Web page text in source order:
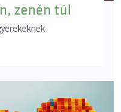
zenén túl